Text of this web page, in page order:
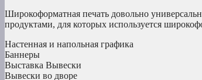
Широкоформатная печать довольно
продуктами, для которых используется
Настенная и напольная графика
Баннеры
Выставка Вывески
Вывески во дворе